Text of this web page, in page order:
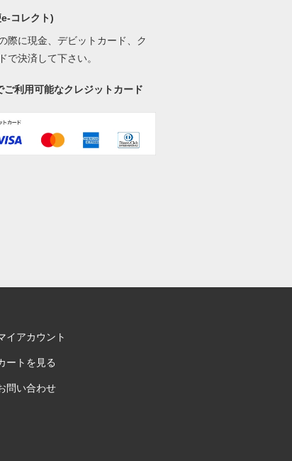
コレクト)
際に現金、デビットカード、ク
で決済して下さい。
利用可能なクレジットカード
イアカウント
ートを見る
問い合わせ